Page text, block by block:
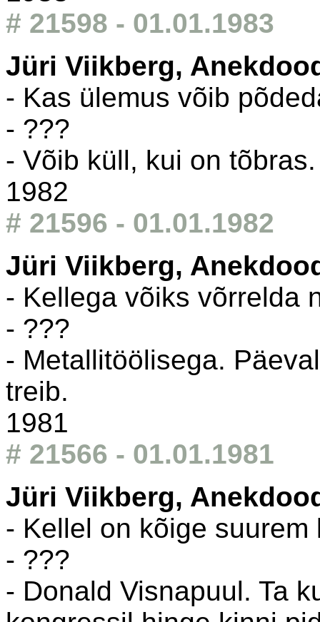
# 21598 - 01.01.1983
Jüri Viikberg,
- Kas ülemus võib
- ???
- Võib küll, kui on tõbras.
1982
# 21596 - 01.01.1982
Jüri Viikberg,
- Kellega võiks võrrelda
- ???
- Metallitöölisega.
treib.
1981
# 21566 - 01.01.1981
Jüri Viikberg,
- Kellel on kõige suurem
- ???
- Donald Visnapuul. Ta